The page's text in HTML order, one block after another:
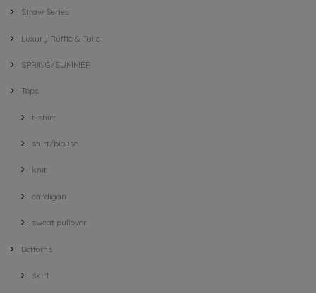
Straw Series
Luxury Ruffle & Tulle
SPRING/SUMMER
Tops
t-shirt
shirt/blouse
knit
cardigan
sweat pullover
Bottoms
skirt